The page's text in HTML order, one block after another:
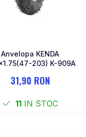
Anvelopa KENDA
203) K-909A
31,90 RON
11IN STOC